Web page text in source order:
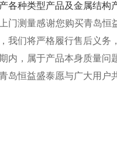
各种类型产品及金属结构
门测量感谢您购买青岛恒
我们将严格履行售后义务
内，属于产品本身质量问
岛恒益盛泰愿与广大用户